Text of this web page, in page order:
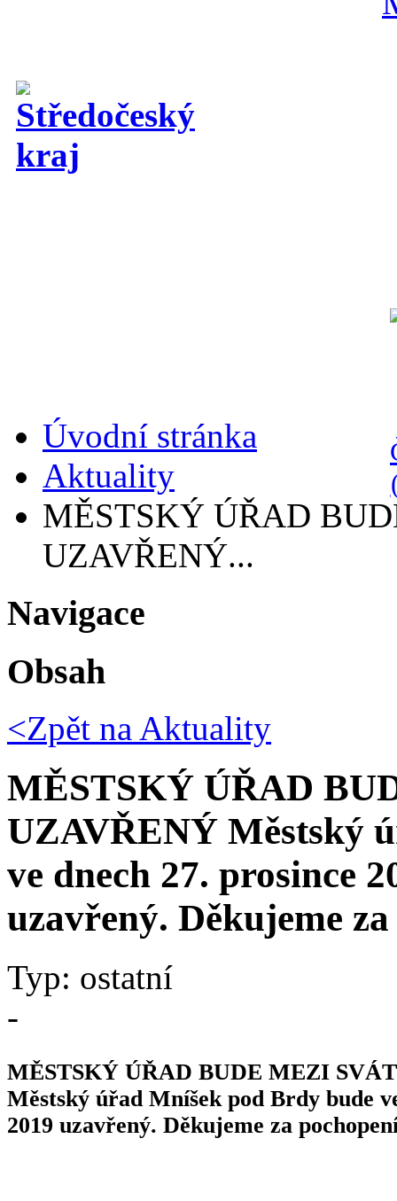
Úvodní stránka
Aktuality
MĚSTSKÝ ÚŘAD
UZAVŘENÝ...
Navigace
Obsah
<Zpět na Aktuality
MĚSTSKÝ ÚŘAD
UZAVŘENÝ Městský
ve dnech 27. prosince
uzavřený. Děkujeme
Typ: ostatní
-
MĚSTSKÝ ÚŘAD BUDE MEZI
Městský úřad Mníšek pod Brdy bude
2019 uzavřený. Děkujeme za